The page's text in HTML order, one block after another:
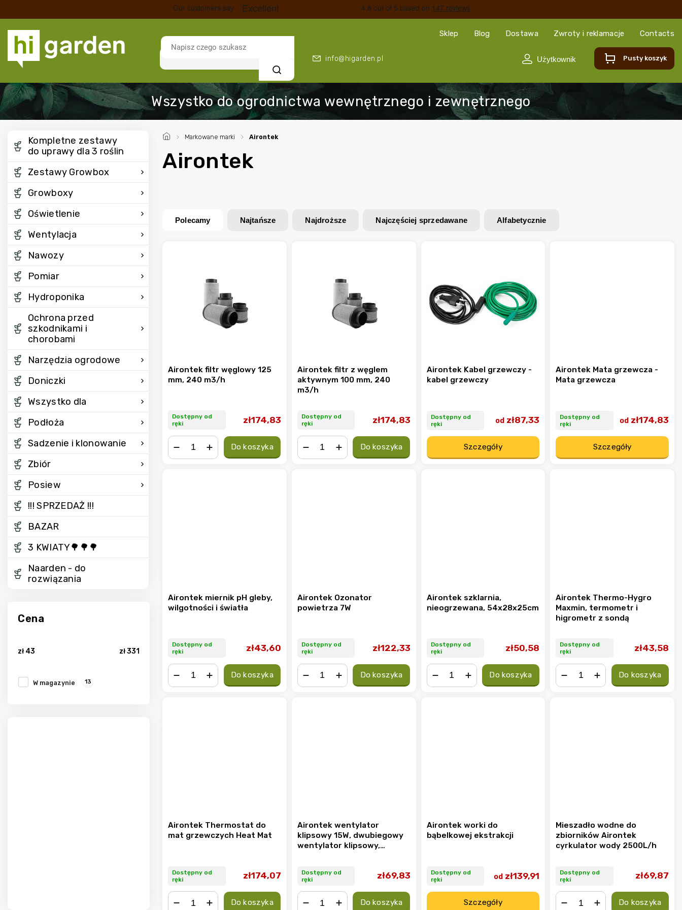
info@higarden.pl
Sklep Blog Dostawa Zwroty i reklamacje Contacts
Szukaj
Pusty koszyk
/ Markowane marki / Airontek
Kompletne zestawy
do uprawy dla 3 roślin
Zestawy Growbox
Growboxy
Oświetlenie
Wentylacja
Nawozy
Pomiar
Hydroponika
Ochrona przed
szkodnikami i
chorobami
Narzędzia ogrodowe
Doniczki
Wszystko dla
Podłoża
Sadzenie i klonowanie
Zbiór
Posiew
!!! SPRZEDAŻ !!!
BAZAR
3 KWIATY🌳🌳🌳
Naarden - do
rozwiązania
Cena
zł 43 zł331
W magazynie 13
Airontek
Polecamy Najtańsze Najdroższe Najczęściej sprzedawane Alfabetycznie
Airontek filtr węglowy 125
mm, 240 m3/h
Dostępny od
ręki
zł174,83
Do koszyka
Airontek filtr z węglem
aktywnym 100 mm, 240
m3/h
Dostępny od
ręki
zł174,83
Do koszyka
Airontek Kabel grzewczy -
kabel grzewczy
Dostępny od
ręki
od zł87,33
Szczegóły
Airontek Mata grzewcza -
Mata grzewcza
Dostępny od
ręki
od zł174,83
Szczegóły
Airontek miernik pH gleby,
wilgotności i światła
Dostępny od
ręki
zł43,60
Do koszyka
Airontek Ozonator
powietrza 7W
Dostępny od
ręki
zł122,33
Do koszyka
Airontek szklarnia,
nieogrzewana, 54x28x25cm
Dostępny od
ręki
zł50,58
Do koszyka
Airontek Thermo-Hygro
Maxmin, termometr i
higrometr z sondą
Dostępny od
ręki
zł43,58
Do koszyka
Airontek Thermostat do
mat grzewczych Heat Mat
Dostępny od
ręki
zł174,07
Do koszyka
Airontek wentylator
klipsowy 15W, dwubiegowy
wentylator klipsowy,
Dostępny od
ręki
zł69,83
Do koszyka
Airontek worki do
bąbelkowej ekstrakcji
Dostępny od
ręki
od zł139,91
Szczegóły
Mieszadło wodne do
zbiorników Airontek
cyrkulator wody 2500L/h
Dostępny od
ręki
zł69,87
Do koszyka